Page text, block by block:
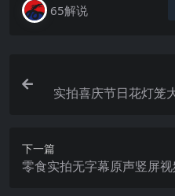
65解说
实拍喜庆节日花灯笼
下一篇
零食实拍无字幕原声竖屏